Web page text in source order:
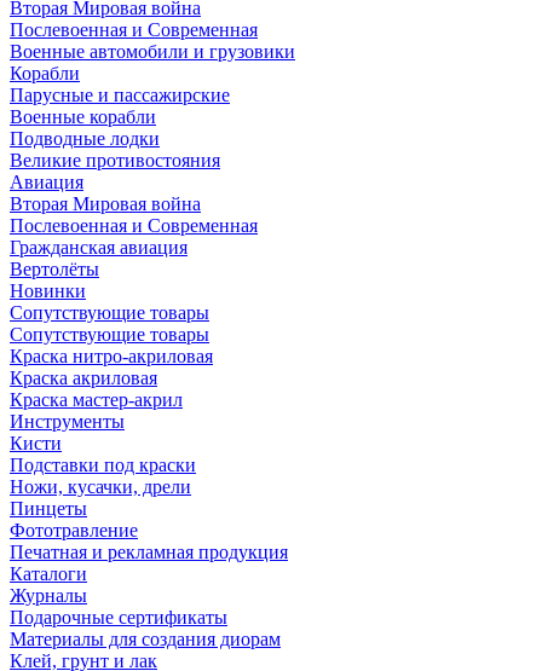
Вторая Мировая война
Послевоенная и Современная
Военные автомобили и грузовики
Корабли
Парусные и пассажирские
Военные корабли
Подводные лодки
Великие противостояния
Авиация
Вторая Мировая война
Послевоенная и Современная
Гражданская авиация
Вертолёты
Новинки
Сопутствующие товары
Сопутствующие товары
Краска нитро-акриловая
Краска акриловая
Краска мастер-акрил
Инструменты
Кисти
Подставки под краски
Ножи, кусачки, дрели
Пинцеты
Фототравление
Печатная и рекламная продукция
Каталоги
Журналы
Подарочные сертификаты
Материалы для создания диорам
Клей, грунт и лак